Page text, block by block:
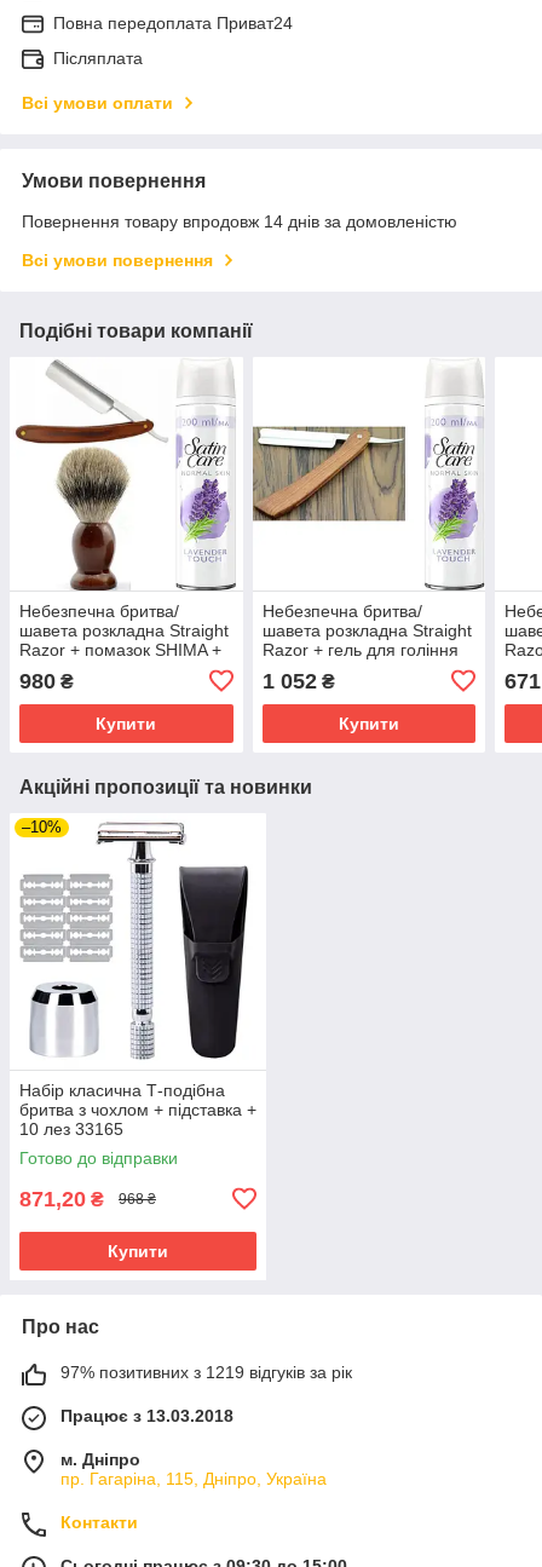
Повна передоплата Приват24
Післяплата
Всі умови оплати
Умови повернення
Повернення товару впродовж 14 днів за домовленістю
Всі умови повернення
Подібні товари компанії
Небезпечна бритва/
шавета розкладна Straight
Razor + помазок SHIMA +
Satin Care Gel Lavender
200 мл
980 ₴
Купити
Небезпечна бритва/
шавета розкладна Straight
Razor + гель для гоління
Lavender 200 мл
1 052₴
Купити
671
Акційні пропозиції та новинки
–10%
Набір класична Т-подібна
бритва з чохлом + підставка +
10 лез 33165
Готово до відправки
871,20 ₴ 968 ₴
Купити
Про нас
97% позитивних з 1219 відгуків за рік
Працює з 13.03.2018
м. Дніпро
пр. Гагаріна, 115, Дніпро, Україна
Контакти